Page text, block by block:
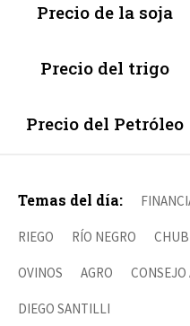
Precio de la soja
Precio del trigo
Precio del Petróleo
Temas del día:
RIEGO RÍO NEGRO
OVINOS AGRO
DIEGO SANTILLI